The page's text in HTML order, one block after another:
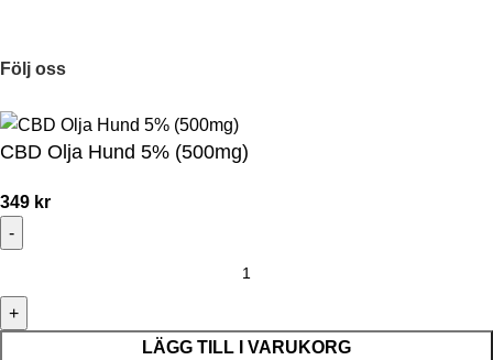
Följ oss
CBD Olja Hund 5% (500mg)
349 kr
LÄGG TILL I VARUKORG